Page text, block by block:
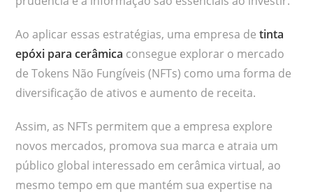
Ao aplicar essas estratégias, uma empresa detinta
epóxi para cerâmica consegue explorar o mercado
de Tokens Não Fungíveis (NFTs) como uma forma de
diversificação de ativos e aumento de receita.
Assim, as NFTs permitem que a empresa explore
novos mercados, promova sua marca e atraia um
público global interessado em cerâmica virtual, ao
mesmo tempo em que mantém sua expertise na